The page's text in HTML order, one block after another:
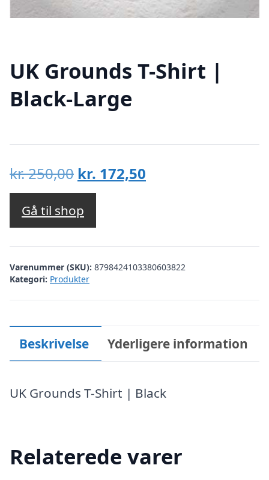
UK Grounds T-Shirt |
Black-Large
kr.250,00 Den
oprindelige
pris
var:
kr. 250,00.
kr. 172,50
kr. 172,50.
Gå til shop
Varenummer (SKU): 8798424103380603822
Kategori: Produkter
Beskrivelse Yderligere information
UK Grounds T-Shirt | Black
Relaterede varer